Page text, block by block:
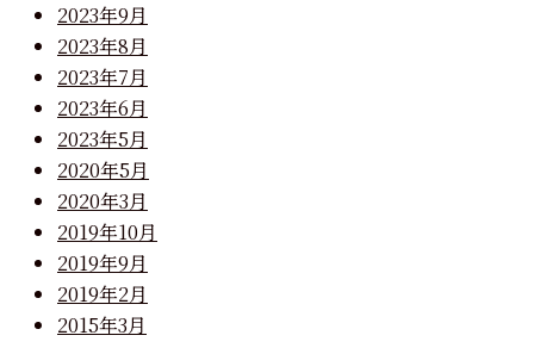
2023年9月
2023年8月
2023年7月
2023年6月
2023年5月
2020年5月
2020年3月
2019年10月
2019年9月
2019年2月
2015年3月